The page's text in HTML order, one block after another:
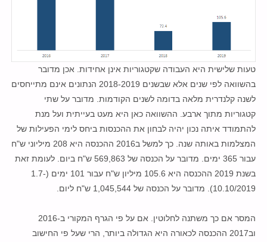
טעות שלישית היא העבודה שקטגוריות אינן אחידות. אכן מדובר
בהשוואה לפי שנים אלא שבשנים 2018-2019 הנתונים אינם מתייחסים
לשנה קלנדרית מלאה בדומה לשנים הקודמות. מדובר על שתי
קטגוריות מתוך ארבע. ההשוואה כאן היא מעט בעייתית ועל מנת
להתמודד איתה נכון יהיה לבחון את ההכנסות ביחס לימי הפעילות של
המצלמות באותה שנה. כך למשל ב2016 ההכנסה היא 208 מיליוני ש"ח
עבור 365 ימים. מדובר על הכנסה של 569,863 ש"ח ביום. לעומת זאת
בשנת 2019 ההכנסה היא 105.6 מיליון ש"ח עבור 101 ימים (1.7-
10.10/2019). מדובר על הכנסה של 1,045,544 ש"ח ליום.
המסר אם כך משתנה לחלוטין. אם על פי הגרף המקורי ב-2016
וב2017 ההכנסה לכאורה היא הגדולה ביותר, הרי שעל פי החישוב